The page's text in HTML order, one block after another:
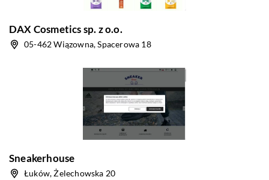
DAX Cosmetics sp. z o.o.
05-462 Wiązowna, Spacerowa 18
Sneakerhouse
Łuków, Żelechowska 20